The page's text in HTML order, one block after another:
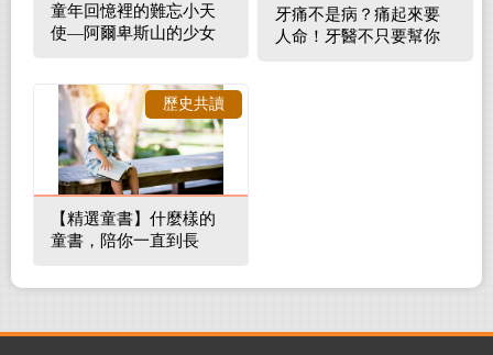
童年回憶裡的難忘小天
使—阿爾卑斯山的少女
牙痛不是病？痛起來要
人命！牙醫不只要幫你
【精選童書】什麼樣的
童書，陪你一直到長
歷史共讀